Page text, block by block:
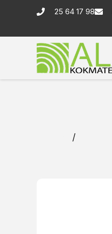
25 64 17 98
/